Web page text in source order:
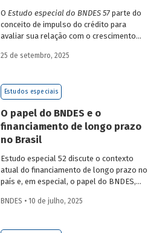
O Estudo especial do BNDES 57parte do
conceito de impulso do crédito para
avaliar sua relação com o crescimento
análise do período entre 2002 e 2025.
25 de setembro, 2025
Estudos especiais
O papel do BNDES e o
financiamento de longo prazo
no Brasil
Estudo especial 52 discute o contexto
atual do financiamento de longo prazo no
país e, em especial, o papel do BNDES,
mercado de crédito e a evolução das
BNDES • 10 de julho, 2025